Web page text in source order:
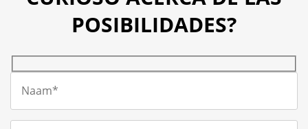
POSIBILIDADES?